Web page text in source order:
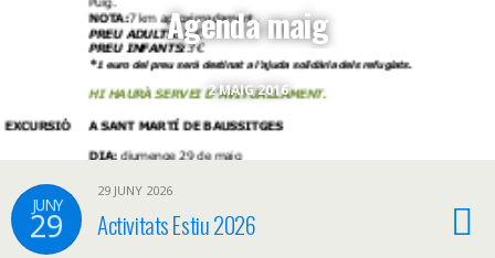
2 MAIG 2016
Agenda maig
JUNY
29
29 JUNY 2026
Activitats Estiu 2026